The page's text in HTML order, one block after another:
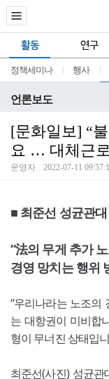
활동 연구
정책세미나 행사
언론보도
[문화일보] “
요 … 대체근
운영자 2022-07-11
■ 최준선 성균관
“法의 무게 추가
경영 망치는 행위
“우리나라는 노조의
는 대항권이 미비합
형이 무너진 상태입
최준선(사진) 성균